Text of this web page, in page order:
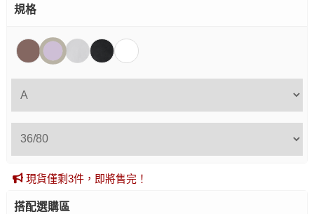
規格
現貨僅剩3件，即將售完！
搭配選購區